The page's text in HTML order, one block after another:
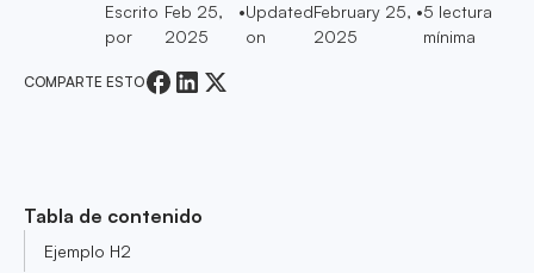
Escrito
por
Feb 25,
2025
•Updated
on
February 25,
2025
•5 lectura
mínima
COMPARTE ESTO
Tabla de contenido
Ejemplo H2